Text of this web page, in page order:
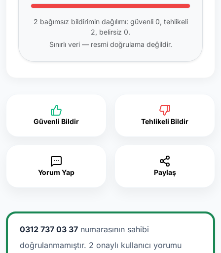
2 bağımsız bildirimin dağılımı: güvenli 0, tehlikeli
2, belirsiz 0.
Sınırlı veri — resmi doğrulama değildir.
Güvenli Bildir Tehlikeli Bildir
Yorum Yap Paylaş
0312 737 03 37 numarasının sahibi
doğrulanmamıştır. 2 onaylı kullanıcı yorumu